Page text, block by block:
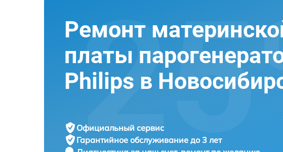
Ремонт
платы
Philips в
Официальный сервис
Гарантийное обслуживание до 3 лет